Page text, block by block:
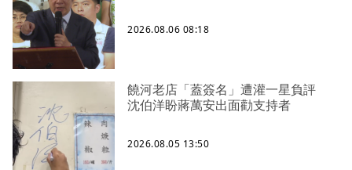
2026.08.06 08:18
饒河老店「蓋簽名」遭灌一星負評
沈伯洋盼蔣萬安出面勸支持者
2026.08.05 13:50